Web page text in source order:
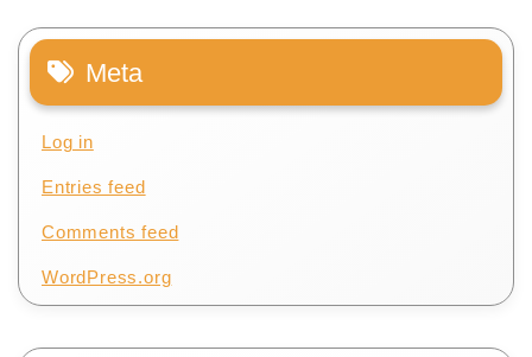
Meta
Log in
Entries feed
Comments feed
WordPress.org